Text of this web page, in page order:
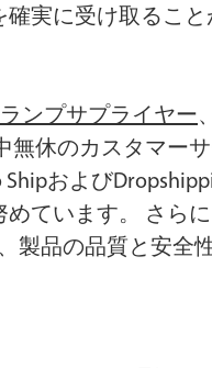
実に受け取ること
ンプサプライヤー
休のカスタマー
および
います。 さらに
製品の品質と安全